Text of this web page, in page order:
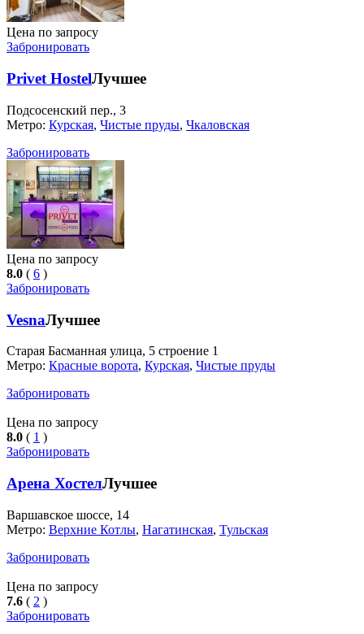
Цена по запросу
Забронировать
Privet HostelЛучшее
Подсосенский пер., 3
Метро: Курская, Чистые пруды, Чкаловская
Забронировать
Цена по запросу
8.0 ( 6 )
Забронировать
VesnaЛучшее
Старая Басманная улица, 5 строение 1
Метро: Красные ворота, Курская, Чистые пруды
Забронировать
Цена по запросу
8.0 ( 1 )
Забронировать
Арена ХостелЛучшее
Варшавское шоссе, 14
Метро: Верхние Котлы, Нагатинская, Тульская
Забронировать
Цена по запросу
7.6 ( 2 )
Забронировать